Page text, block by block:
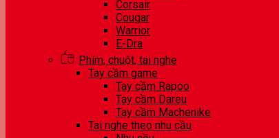
Corsair
Cougar
Warrior
E-Dra
Phím, chuột, tai nghe
Tay cầm game
Tay cầm Rapoo
Tay cầm Dareu
Tay cầm Machenike
Tai nghe theo nhu cầu